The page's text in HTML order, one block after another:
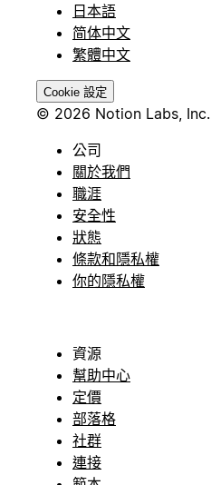
日本語
简体中文
繁體中文
Cookie 設定
© 2026 Notion Labs, Inc.
公司
關於我們
職涯
安全性
狀態
條款和隱私權
你的隱私權
資源
幫助中心
定價
部落格
社群
連接